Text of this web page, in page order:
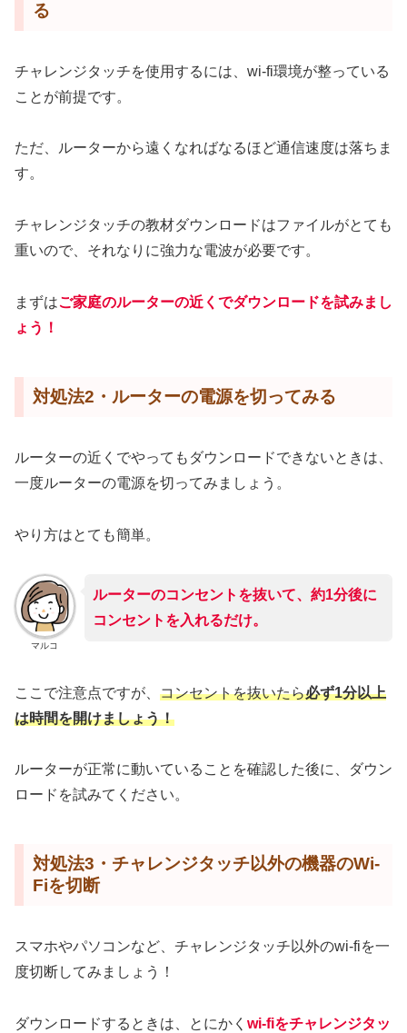
る
チャレンジタッチを使用するには、wi-fi環境が整っている
ことが前提です。
ただ、ルーターから遠くなればなるほど通信速度は落ちま
す。
チャレンジタッチの教材ダウンロードはファイルがとても
重いので、それなりに強力な電波が必要です。
まずはご家庭のルーターの近くでダウンロードを試みまし
ょう！
対処法2・ルーターの電源を切ってみる
ルーターの近くでやってもダウンロードできないときは、
一度ルーターの電源を切ってみましょう。
やり方はとても簡単。
マルコ
ルーターのコンセントを抜いて、約1分後に
コンセントを入れるだけ。
ここで注意点ですが、 コンセントを抜いたら必ず1分以上
は時間を開けましょう！
ルーターが正常に動いていることを確認した後に、ダウン
ロードを試みてください。
対処法3・チャレンジタッチ以外の機器のWi-
Fiを切断
スマホやパソコンなど、チャレンジタッチ以外のwi-fiを一
度切断してみましょう！
ダウンロードするときは、とにかく wi-fiをチャレンジタッ